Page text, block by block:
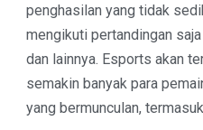
penghasilan yang tidak
mengikuti pertandingan
dan lainnya. Esports akan
semakin banyak para
yang bermunculan,